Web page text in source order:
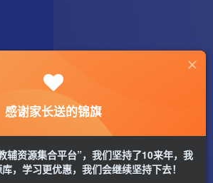
感谢家长送的锦旗
辅资源集合平台”，我们坚持了10来年，我
，学习更优惠，我们会继续坚持下去！